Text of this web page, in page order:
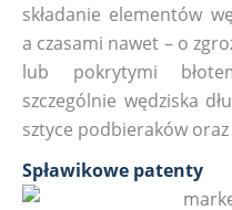
składanie elementów
a czasami nawet – o
lub pokrytymi
szczególnie wędziska
sztyce podbieraków
Spławikowe patenty